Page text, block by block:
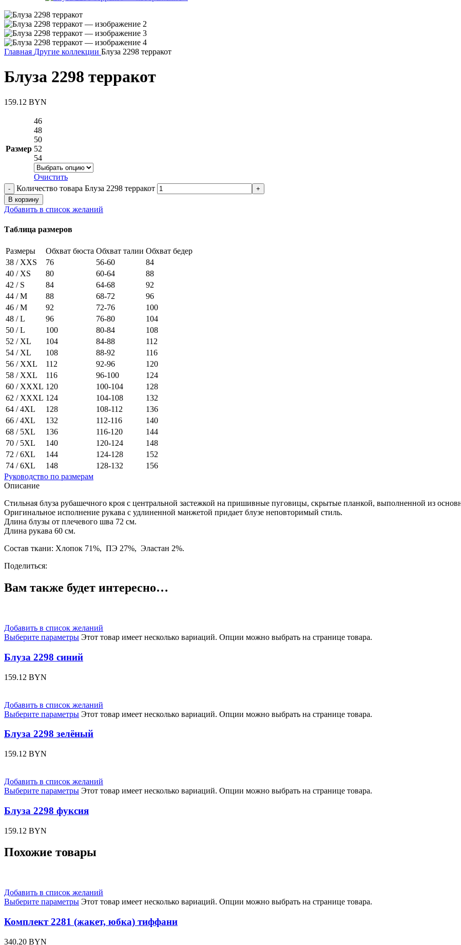
Главная Другие коллекции Блуза 2298 терракот
Блуза 2298 терракот
159.12 BYN
Размер
46
48
50
52
54
Очистить
Количество товара Блуза 2298 терракот
В корзину
Добавить в список желаний
Таблица размеров
Размеры Обхват бюста Обхват талии Обхват бедер
38 / XXS
76 56-60
84
40 / XS
80 60-64
88
42 / S
84 64-68
92
44 / M
88 68-72
96
46 / M
92 72-76
100
48 / L
96 76-80
104
50 / L
100 80-84
108
52 / XL
104 84-88
112
54 / XL
108 88-92
116
56 / XXL
112 92-96
120
58 / XXL
116 96-100
124
60 / XXXL 120 100-104
128
62 / XXXL 124 104-108
132
64 / 4XL
128 108-112
136
66 / 4XL
132 112-116
140
68 / 5XL
136 116-120
144
70 / 5XL
140 120-124
148
72 / 6XL
144 124-128
152
74 / 6XL
148 128-132
156
Руководство по размерам
Описание
Стильная блуза рубашечного кроя с центральной застежкой на пришивные пуговицы, скрытые планкой, выполненной из
Оригинальное исполнение рукава с удлиненной манжетой придает блузе неповторимый стиль.
Длина блузы от плечевого шва 72 см.
Длина рукава 60 см.
Состав ткани: Хлопок 71%, ПЭ 27%, Эластан 2%.
Поделиться:
Вам также будет интересно…
Добавить в список желаний
Выберите параметры Этот товар имеет несколько вариаций. Опции можно выбрать на странице товара.
Блуза 2298 синий
159.12 BYN
Добавить в список желаний
Выберите параметры Этот товар имеет несколько вариаций. Опции можно выбрать на странице товара.
Блуза 2298 зелёный
159.12 BYN
Добавить в список желаний
Выберите параметры Этот товар имеет несколько вариаций. Опции можно выбрать на странице товара.
Блуза 2298 фуксия
159.12 BYN
Похожие товары
Добавить в список желаний
Выберите параметры Этот товар имеет несколько вариаций. Опции можно выбрать на странице товара.
Комплект 2281 (жакет, юбка) тиффани
340.20 BYN